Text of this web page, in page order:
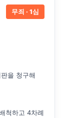
무죄 · 1심
을 청구해
척하고 4차례